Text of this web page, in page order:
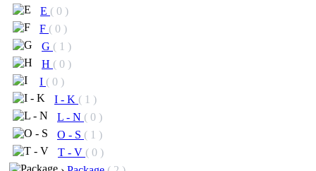
E ( 0 )
F ( 0 )
G ( 1 )
H ( 0 )
I ( 0 )
I - K ( 1 )
L - N ( 0 )
O - S ( 1 )
T - V ( 0 )